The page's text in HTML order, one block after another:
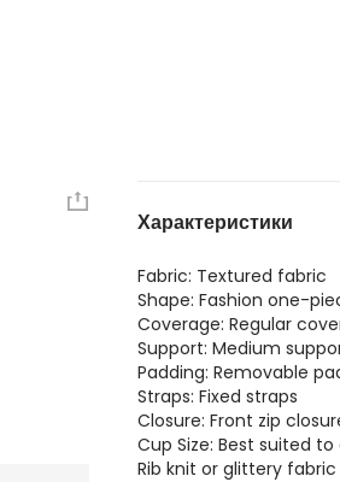
Характеристики
Fabric: Textured fabric
Shape: Fashion one-
Coverage: Regular
Support: Medium
Padding: Removable
Straps: Fixed straps
Closure: Front zip
Cup Size: Best suited
Rib knit or glittery